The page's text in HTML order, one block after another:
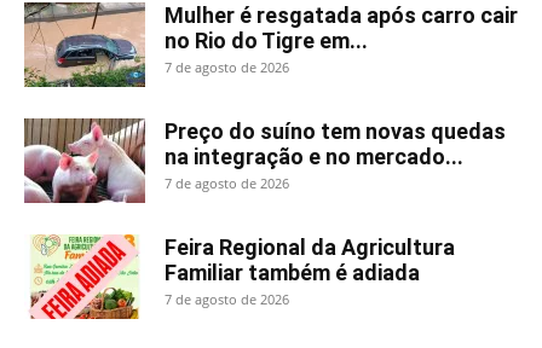
Mulher é resgatada após carro cair
no Rio do Tigre em...
7 de agosto de 2026
Preço do suíno tem novas quedas
na integração e no mercado...
7 de agosto de 2026
Feira Regional da Agricultura
Familiar também é adiada
7 de agosto de 2026